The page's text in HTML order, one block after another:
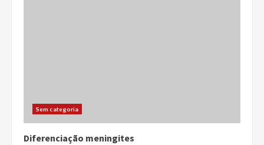
Sem categoria
Diferenciação meningites